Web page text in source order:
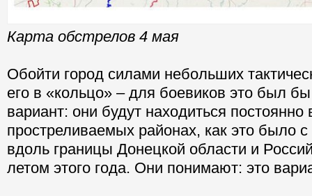
Карта обстрелов 4 мая
Обойти город силами небольших
его в «кольцо» – для боевиков это был
вариант: они будут находиться постоянно
простреливаемых районах, как это было
вдоль границы Донецкой области и
летом этого года. Они понимают: это